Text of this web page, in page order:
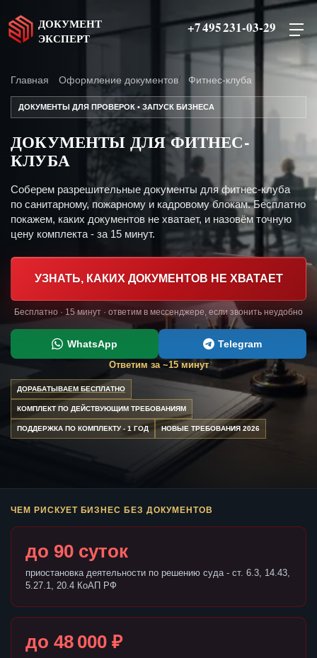
ДОКУМЕНТ
ЭКСПЕРТ
+7 495 231-03-29
Главная Оформление документов Фитнес-клуба
ДОКУМЕНТЫ ДЛЯ ПРОВЕРОК • ЗАПУСК БИЗНЕСА
ДОКУМЕНТЫ ДЛЯ ФИТНЕС-
КЛУБА
Соберем разрешительные документы для фитнес-клуба
по санитарному, пожарному и кадровому блокам. Бесплатно
покажем, каких документов не хватает, и назовём точную
цену комплекта - за 15 минут.
УЗНАТЬ, КАКИХ ДОКУМЕНТОВ НЕ ХВАТАЕТ
Бесплатно · 15 минут · ответим в мессенджере, если звонить неудобно
WhatsApp Telegram
Ответим за ~15 минут
ДОРАБАТЫВАЕМ БЕСПЛАТНО
КОМПЛЕКТ ПО ДЕЙСТВУЮЩИМ ТРЕБОВАНИЯМ
ПОДДЕРЖКА ПО КОМПЛЕКТУ - 1 ГОД НОВЫЕ ТРЕБОВАНИЯ 2026
ЧЕМ РИСКУЕТ БИЗНЕС БЕЗ ДОКУМЕНТОВ
до 90 суток
приостановка деятельности по решению суда - ст. 6.3, 14.43,
5.27.1, 20.4 КоАП РФ
до 48 000 ₽